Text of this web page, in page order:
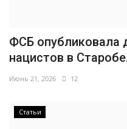
ФСБ опубликовала
нацистов в
Июнь 21, 2026 12
Статьи